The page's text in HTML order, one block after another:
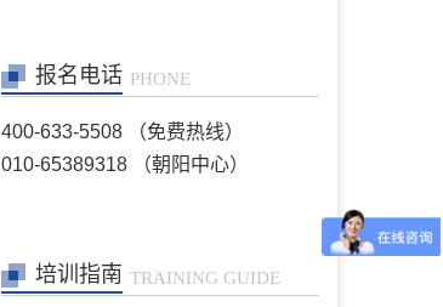
报名电话 PHONE
400-633-5508 （免费热线）
010-65389318 （朝阳中心）
培训指南 TRAINING GUIDE
擅长：职场、人际、两性关
系、情感问题等
在线预约
扰、自我冲突、自我发展、
人际关系等)；婚恋家庭(恋